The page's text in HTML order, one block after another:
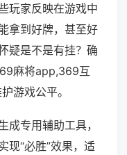
玩家反映在游戏中
拿到好牌，甚至好
疑是不是有挂？确
麻将app,369互
游戏公平。
成专用辅助工具，
现“必胜”效果，适